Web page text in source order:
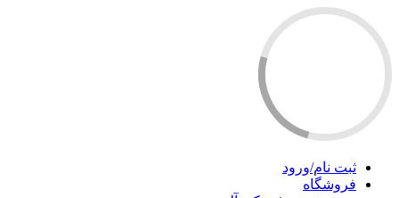
ثبت نام/ورود
فروشگاه